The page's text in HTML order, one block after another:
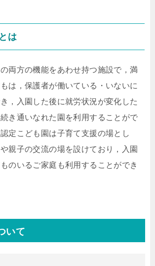
は
両方の機能をあわせ持つ施設で，満
は，保護者が働いている・いないに
，入園した後に就労状況が変化した
き通いなれた園を利用することがで
定こども園は子育て支援の場とし
親子の交流の場を設けており，入園
のいるご家庭も利用することができ
いて